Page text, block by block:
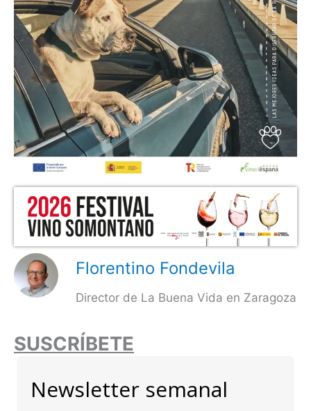
Florentino Fondevila
Director de La Buena Vida en Zaragoza
SUSCRÍBETE
Newsletter semanal